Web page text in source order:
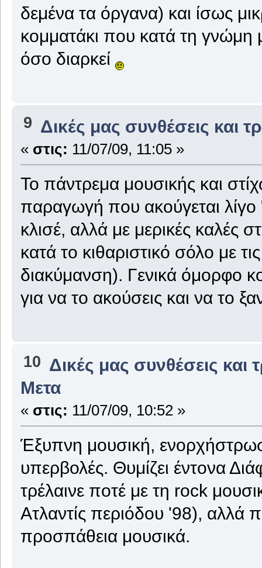
δεμένα τα όργανα) και ίσως
κομματάκι που κατά τη γνώμη
όσο διαρκεί
9 Δικές μας συνθέσεις και
« στις: 11/07/09, 11:05 »
Το πάντρεμα μουσικής και
παραγωγή που ακούγεται
κλισέ, αλλά με μερικές καλές
κατά το κιθαριστικό σόλο με
διακύμανση). Γενικά όμορφο
για να το ακούσεις και να το
10 Δικές μας συνθέσεις και
Μετα
« στις: 11/07/09, 10:52 »
Έξυπνη μουσική,
υπερβολές. Θυμίζει έντονα
τρέλαινε ποτέ με τη rock
Ατλαντίς περιόδου '98), αλλά
προσπάθεια μουσικά.